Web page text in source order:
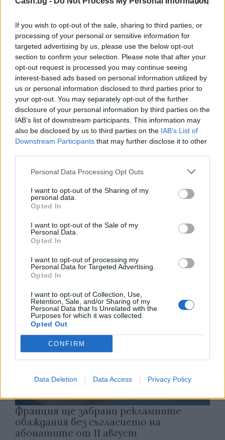
If you wish to opt-out of the sale, sharing to third parties, or
processing of your personal or sensitive information for
targeted advertising by us, please use the below opt-out
section to confirm your selection. Please note that after your
opt-out request is processed you may continue seeing
interest-based ads based on personal information utilized by
us or personal information disclosed to third parties prior to
your opt-out. You may separately opt-out of the further
disclosure of your personal information by third parties on the
IAB’s list of downstream participants. This information may
also be disclosed by us to third parties on the IAB’s List of
Downstream Participants that may further disclose it to other
Personal Data Processing Opt Outs
I want to opt-out of the Sharing of my
personal data.
Opted In
I want to opt-out of the Sale of my
Personal Data.
Opted In
I want to opt-out of processing my
Personal Data for Targeted Advertising.
Opted In
I want to opt-out of Collection, Use,
Retention, Sale, and/or Sharing of my
Personal Data that Is Unrelated with the
Purposes for which it was collected.
Opted Out
CONFIRM
Data Deletion Data Access Privacy Policy
Изкуствен интелект за първи път
създаде нови жизнеспособни вируси
07.08.2026 / 15:30
Астронавти на NASA излязоха в
открития космос
Франция ще забрани рекламните
обаждания без съгласието на
абонатите от 11 август